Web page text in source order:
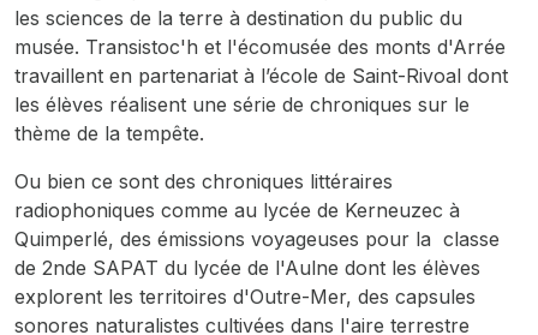
les sciences de la terre à destination du public du
musée. Transistoc'h et l'écomusée des monts d'Arrée
travaillent en partenariat à l’école de Saint-Rivoal dont
les élèves réalisent une série de chroniques sur le
thème de la tempête.
Ou bien ce sont des chroniques littéraires
radiophoniques comme au lycée de Kerneuzec à
Quimperlé, des émissions voyageuses pour la classe
de 2nde SAPAT du lycée de l'Aulne dont les élèves
explorent les territoires d'Outre-Mer, des capsules
sonores naturalistes cultivées dans l'aire terrestre